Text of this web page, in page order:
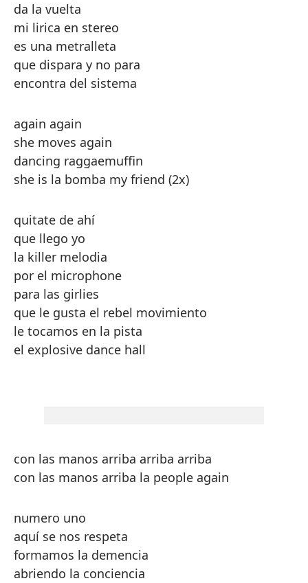
da la vuelta
mi lirica en stereo
es una metralleta
que dispara y no para
encontra del sistema
again again
she moves again
dancing raggaemuffin
she is la bomba my friend (2x)
quitate de ahí
que llego yo
la killer melodia
por el microphone
para las girlies
que le gusta el rebel movimiento
le tocamos en la pista
el explosive dance hall
con las manos arriba arriba arriba
con las manos arriba la people again
numero uno
aquí se nos respeta
formamos la demencia
abriendo la conciencia